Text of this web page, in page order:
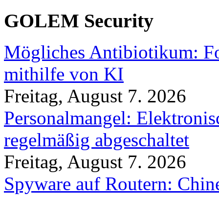
GOLEM Security
Mögliches Antibiotikum:
mithilfe von KI
Freitag, August 7. 2026
Personalmangel:
regelmäßig abgeschaltet
Freitag, August 7. 2026
Spyware auf Routern: